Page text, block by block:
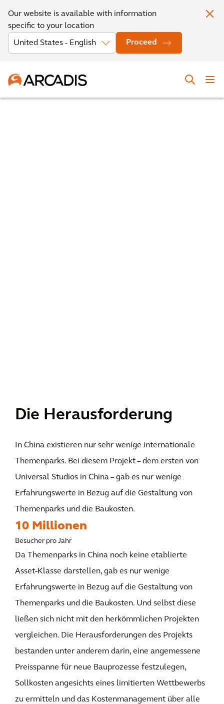
Our website is available with information
specific to your location
Proceed
Die Herausforderung
In China existieren nur sehr wenige internationale
Themenparks. Bei diesem Projekt – dem ersten von
Universal Studios in China – gab es nur wenige
Erfahrungswerte in Bezug auf die Gestaltung von
Themenparks und die Baukosten.
10 Millionen
Besucher pro Jahr
Da Themenparks in China noch keine etablierte
Asset-Klasse darstellen, gab es nur wenige
Erfahrungswerte in Bezug auf die Gestaltung von
Themenparks und die Baukosten. Und selbst diese
ließen sich nicht mit den herkömmlichen Projekten
vergleichen. Die Herausforderungen des Projekts
bestanden unter anderem darin, eine angemessene
Preisspanne für neue Bauprozesse festzulegen,
Sollkosten angesichts eines limitierten Wettbewerbs
zu ermitteln und das Kostenmanagement über alle